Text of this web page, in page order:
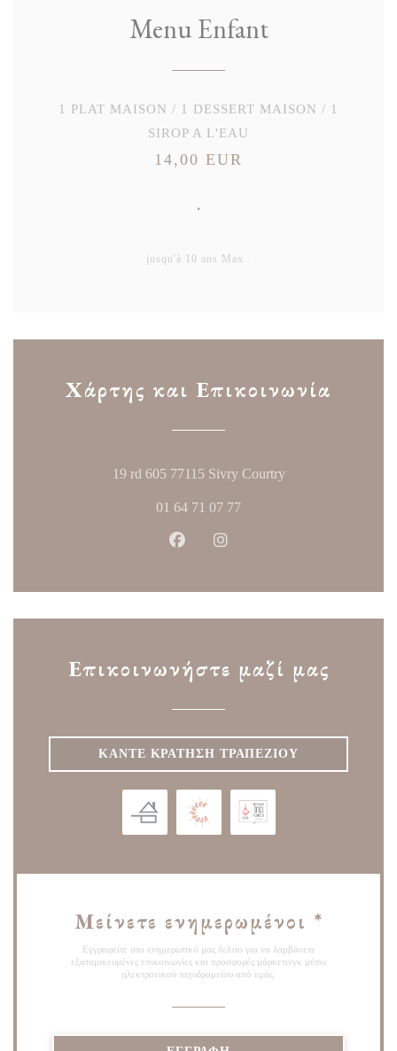
Menu Enfant
1 PLAT MAISON / 1 DESSERT MAISON / 1
SIROP A L'EAU
14,00 EUR
.
jusqu'à 10 ans Max .
Χάρτης και Επικοινωνία
19 rd 605 77115 Sivry Courtry((ανοίγει σε νέο
01 64 71 07 77
Facebook ((ανοίγει σε νέο
Επικοινωνήστε μαζί μας
ΚΆΝΤΕ ΚΡΆΤΗΣΗ ΤΡΑΠΕΖΙΟΎ
Μείνετε ενημερωμένοι *
Εγγραφείτε στο ενημερωτικό μας δελτίο για να λαμβάνετε
εξατομικευμένες επικοινωνίες και προσφορές μάρκετινγκ μέσω
ηλεκτρονικού ταχυδρομείου από εμάς.